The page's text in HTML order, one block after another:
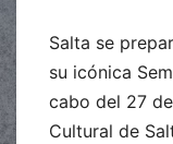
Salta se
su icónica
cabo del 27
Cultural de